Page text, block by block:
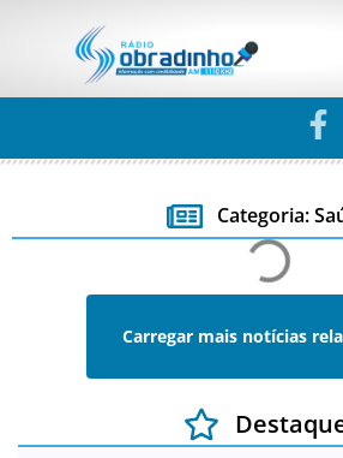
Categoria:
Carregar mais notícias